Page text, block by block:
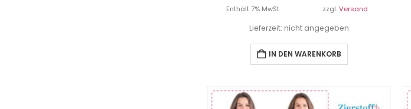
Enthält 7% MwSt. zzgl.Versand
Lieferzeit: nicht angegeben
IN DEN WARENKORB